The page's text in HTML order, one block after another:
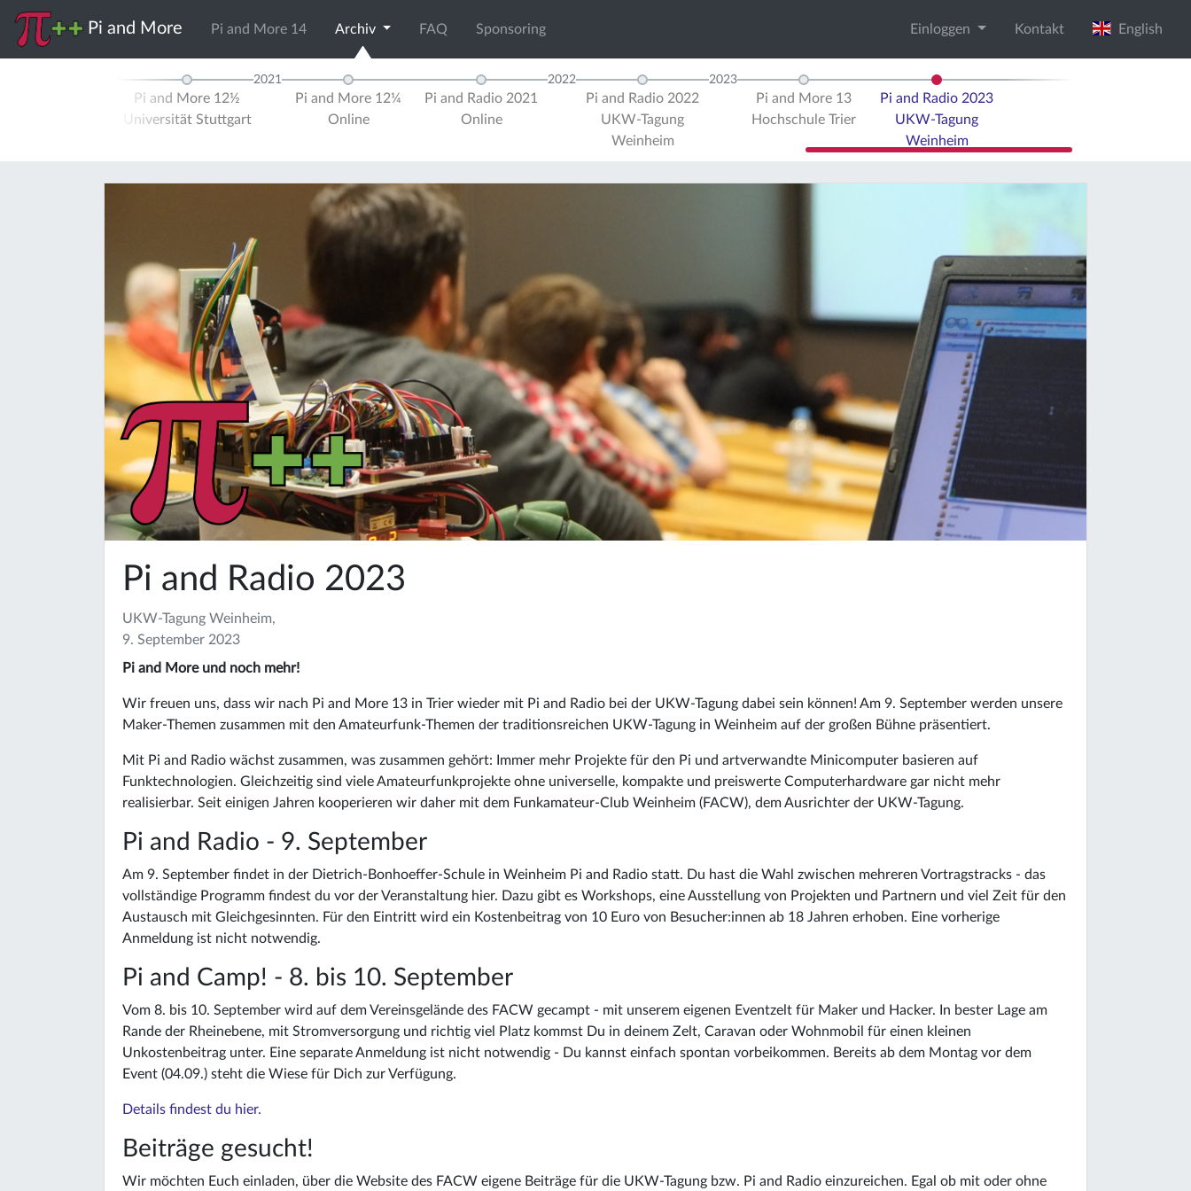
Pi and More Pi and More 14 Archiv FAQ Sponsoring Einloggen Kontakt English
Pi and More 12½
Universität Stuttgart
2021
Pi and More 12¼
Online
Pi and Radio 2021
Online
2022
Pi and Radio 2022
UKW-Tagung
Weinheim
2023
Pi and More 13
Hochschule Trier
Pi and Radio 2023
UKW-Tagung
Weinheim
Pi and Radio 2023
UKW-Tagung Weinheim,
9. September 2023
Pi and More und noch mehr!
Wir freuen uns, dass wir nach Pi and More 13 in Trier wieder mit Pi and Radio bei der UKW-Tagung dabei sein können! Am 9. September werden unsere
Maker-Themen zusammen mit den Amateurfunk-Themen der traditionsreichen UKW-Tagung in Weinheim auf der großen Bühne präsentiert.
Mit Pi and Radio wächst zusammen, was zusammen gehört: Immer mehr Projekte für den Pi und artverwandte Minicomputer basieren auf
Funktechnologien. Gleichzeitig sind viele Amateurfunkprojekte ohne universelle, kompakte und preiswerte Computerhardware gar nicht mehr
realisierbar. Seit einigen Jahren kooperieren wir daher mit dem Funkamateur-Club Weinheim (FACW), dem Ausrichter der UKW-Tagung.
Pi and Radio - 9. September
Am 9. September findet in der Dietrich-Bonhoeffer-Schule in Weinheim Pi and Radio statt. Du hast die Wahl zwischen mehreren Vortragstracks - das
vollständige Programm findest du vor der Veranstaltung hier. Dazu gibt es Workshops, eine Ausstellung von Projekten und Partnern und viel Zeit für den
Austausch mit Gleichgesinnten. Für den Eintritt wird ein Kostenbeitrag von 10 Euro von Besucher:innen ab 18 Jahren erhoben. Eine vorherige
Anmeldung ist nicht notwendig.
Pi and Camp! - 8. bis 10. September
Vom 8. bis 10. September wird auf dem Vereinsgelände des FACW gecampt - mit unserem eigenen Eventzelt für Maker und Hacker. In bester Lage am
Rande der Rheinebene, mit Stromversorgung und richtig viel Platz kommst Du in deinem Zelt, Caravan oder Wohnmobil für einen kleinen
Unkostenbeitrag unter. Eine separate Anmeldung ist nicht notwendig - Du kannst einfach spontan vorbeikommen. Bereits ab dem Montag vor dem
Event (04.09.) steht die Wiese für Dich zur Verfügung.
Details findest du hier.
Beiträge gesucht!
Wir möchten Euch einladen, über die Website des FACW eigene Beiträge für die UKW-Tagung bzw. Pi and Radio einzureichen. Egal ob mit oder ohne